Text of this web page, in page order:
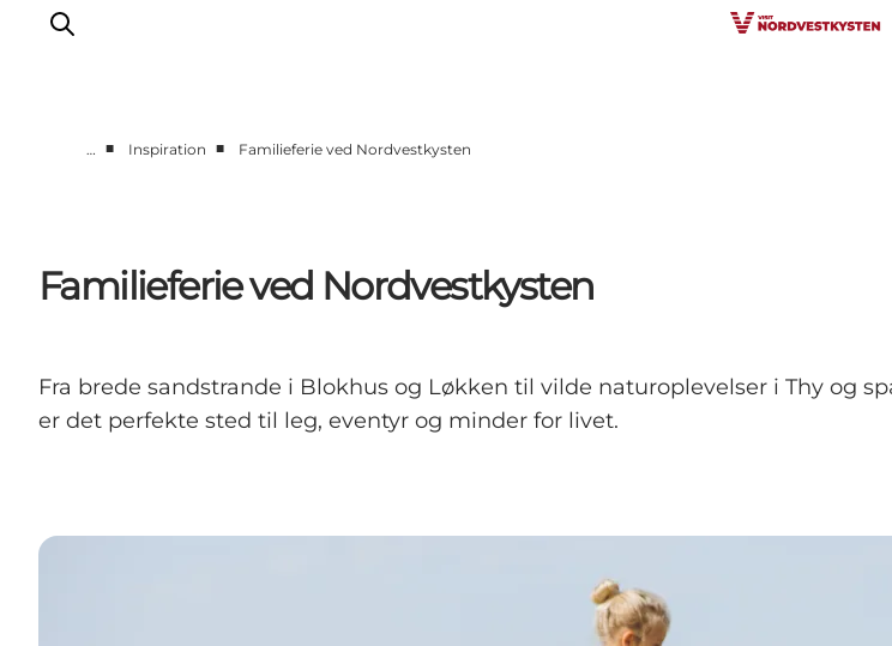
Handicapvenlig ferie
Events
Planlæg din ferie
… ■ Inspiration ■ Familieferie ved Nordvestkysten
Familieferie ved Nordvestkysten
Fra brede sandstrande i Blokhus og Løkken til vilde naturoplevelser i Thy og
er det perfekte sted til leg, eventyr og minder for livet.